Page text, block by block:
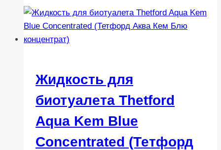
Жидкость для
биотуалета Thetford
Aqua Kem Blue
Concentrated (Тетфорд